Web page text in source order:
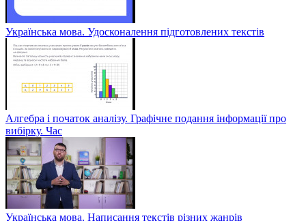
Українська мова. Удосконалення підготовлених текстів
Алгебра і початок аналізу. Графічне подання інформації про
вибірку. Час
Українська мова. Написання текстів різних жанрів